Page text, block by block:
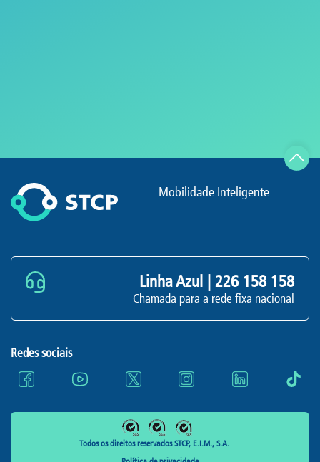
Mobilidade Inteligente
Linha Azul | 226 158 158
Chamada para a rede fixa nacional
Redes sociais
Todos os direitos reservados STCP, E.I.M., S.A.